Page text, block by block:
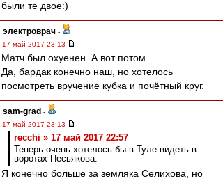
были те двое:)
электроврач -
17 май 2017 23:13
Матч был охуенен. А вот потом...
Да, бардак конечно наш, но хотелось
посмотреть вручение кубка и почётный круг.
sam-grad -
17 май 2017 23:13
recchi » 17 май 2017 22:57
Теперь очень хотелось бы в Туле видеть в
воротах Песьякова.
Я конечно больше за земляка Селихова, но